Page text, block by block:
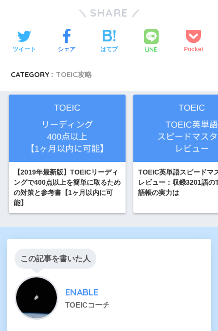
SHARE
ツイート シェア はてブ LINE Pocket
CATEGORY : TOEIC攻略
【2019年最新版】TOEICリーディ
ングで400点以上を簡単に取るため
の対策と参考書【1ヶ月以内に可
能】
TOEIC英単語スピードマ
レビュー：収録3201語の
語帳の実力は
この記事を書いた人
ENABLE
TOEICコーチ